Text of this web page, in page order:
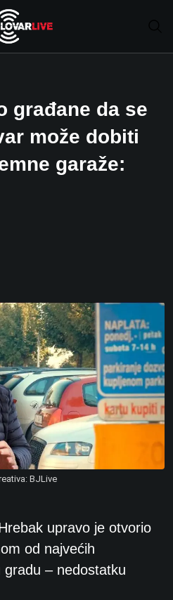
građane da se
može dobiti
garaže:
BJLive
upravo je otvorio
od najvećih
gradu – nedostatku